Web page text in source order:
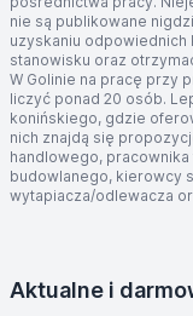
nie są publikowane
uzyskaniu odpowiednich
stanowisku oraz
W Golinie na pracę przy
liczyć ponad 20 osób.
konińskiego, gdzie
nich znajdą się
handlowego,
budowlanego, kierowcy
wytapiacza/odlewacza
Aktualne i